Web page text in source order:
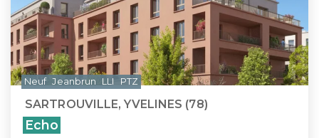
SARTROUVILLE, YVELINES (78)
Echo
Neuf Jeanbrun LLI PTZ